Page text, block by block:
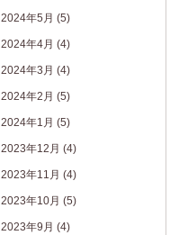
2024年5月 (5)
2024年4月 (4)
2024年3月 (4)
2024年2月 (5)
2024年1月 (5)
2023年12月 (4)
2023年11月 (4)
2023年10月 (5)
2023年9月 (4)